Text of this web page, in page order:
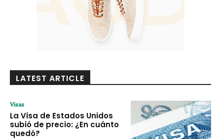
LATEST ARTICLE
Visas
La Visa de Estados Unidos
subió de precio: ¿En cuánto
quedó?